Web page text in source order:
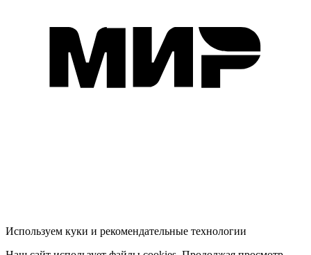
Используем куки и рекомендательные технологии